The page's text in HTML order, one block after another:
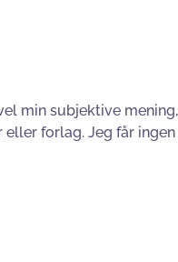
min subjektive
forlag. Jeg får